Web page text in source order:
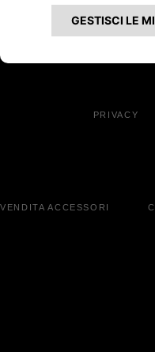
Contatta
Concessionaria
PRIVACY
ACCESSORI